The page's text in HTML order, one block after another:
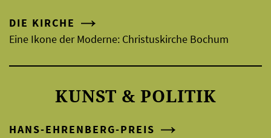
DIE KIRCHE
Eine Ikone der Moderne: Christuskirche Bochum
KUNST & POLITIK
HANS-EHRENBERG-PREIS